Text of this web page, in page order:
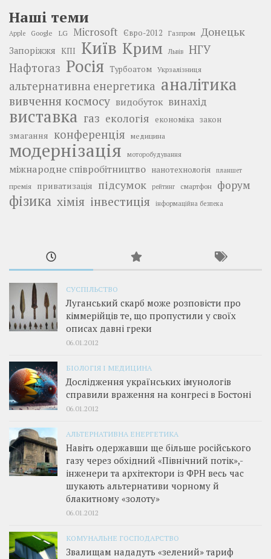
Наші теми
Apple Google LG Microsoft Євро-2012 Газпром Донецьк
Запоріжжя КПІ Київ Крим Львів
НГУ
Нафтогаз Росія Турбоатом Укрзалізниця
альтернативна енергетика аналітика
вивчення космосу видобуток винахід
виставка газ екологія економіка закон
змагання конференція медицина
модернізація моторобудування
міжнародне співробітництво нанотехнологія планшет
премія приватизація підсумок рейтинг смартфон форум
фізика хімія інвестиція інформаційна безпека
СУСПІЛЬСТВО
Луганський скарб може розповісти про
кіммерійців те, що пропустили у своїх
описах давні греки
06.01.2012
БІОЛОГІЯ І МЕДИЦИНА
Дослідження українських імунологів
справили враження на конгресі в Бостоні
06.01.2012
АЛЬТЕРНАТИВНА ЕНЕРГЕТИКА
Навіть одержавши ще більше російського
газу через обхідний «Північний потік»,­
інженери та архітектори із ФРН весь час
шукають альтернативи чорному й
блакитному «золоту»
06.01.2012
КОМУНАЛЬНЕ ГОСПОДАРСТВО
Звалищам нададуть «зелений» тариф